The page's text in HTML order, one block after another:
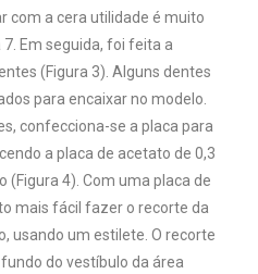
com a cera utilidade é muito
Em seguida, foi feita a
(Figura 3). Alguns dentes
para encaixar no modelo.
confecciona-se a placa para
a placa de acetato de 0,3
(Figura 4). Com uma placa de
mais fácil fazer o recorte da
usando um estilete. O recorte
do vestíbulo da área